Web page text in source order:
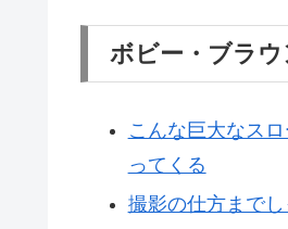
ボビー・ブラ
こんな巨大なス
ってくる
撮影の仕方まで